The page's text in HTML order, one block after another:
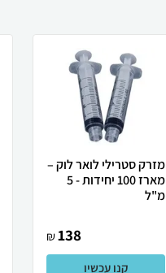
מזרק סטרילי לואר לוק –
מארז 100 יחידות - 5
מ"ל
138
₪
קנו עכשיו